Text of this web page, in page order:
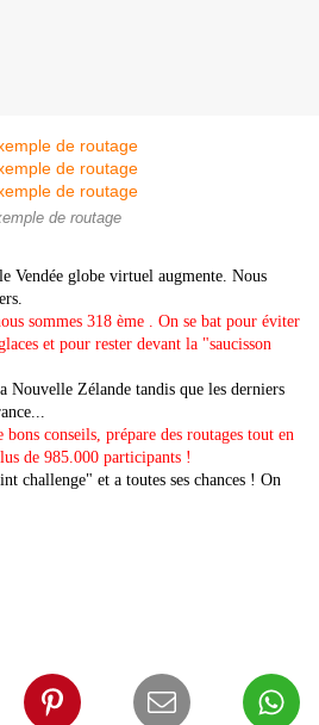
de routage
Vendée globe virtuel augmente. Nous
sommes 318 ème . On se bat pour éviter
et pour rester devant la "saucisson
Nouvelle Zélande tandis que les derniers
conseils, prépare des routages tout en
de 985.000 participants !
challenge" et a toutes ses chances ! On